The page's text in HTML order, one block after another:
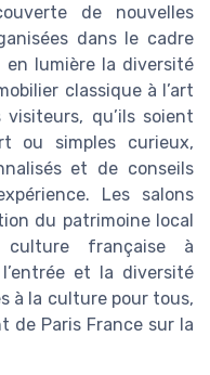
de nouvelles
dans le cadre
lumière la diversité
classique à l’art
qu’ils soient
ou simples curieux,
et de conseils
Les salons
du patrimoine local
française à
et la diversité
à la culture pour tous,
de Paris France sur la